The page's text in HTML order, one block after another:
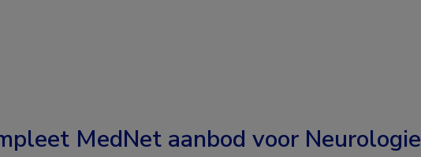
MedNet aanbod voor Neurologie